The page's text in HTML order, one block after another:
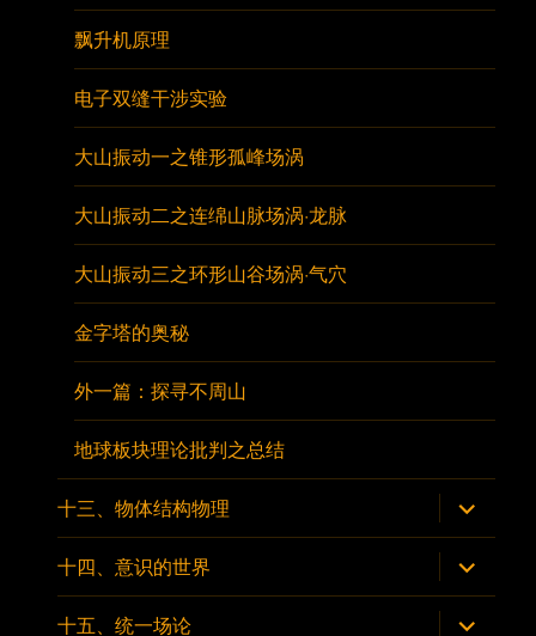
飘升机原理
电子双缝干涉实验
大山振动一之锥形孤峰场涡
大山振动二之连绵山脉场涡·龙脉
大山振动三之环形山谷场涡·气穴
金字塔的奥秘
外一篇：探寻不周山
地球板块理论批判之总结
十三、物体结构物理 展
开
子
菜
单
十四、意识的世界 展
开
子
菜
十五、统一场论 展